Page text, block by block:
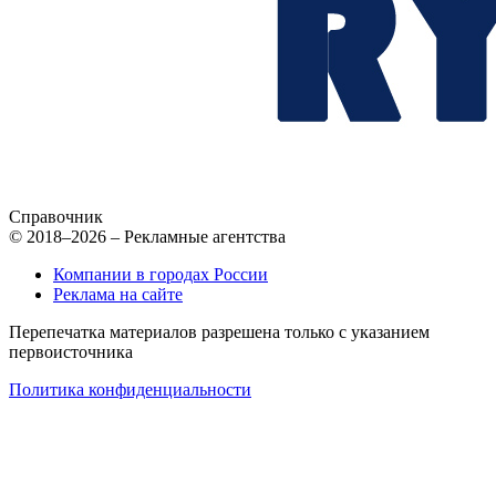
Справочник
© 2018–2026 – Рекламные агентства
Компании в городах России
Реклама на сайте
Перепечатка материалов разрешена только с указанием
первоисточника
Политика конфиденциальности